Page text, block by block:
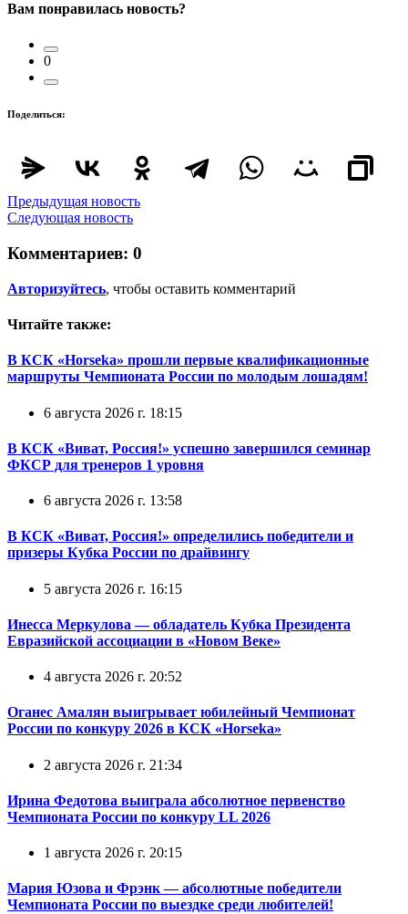
Вам понравилась новость?
0
Поделиться:
Предыдущая новость
Следующая новость
Комментариев: 0
Авторизуйтесь, чтобы оставить комментарий
Читайте также:
В КСК «Horseka» прошли первые квалификационные
маршруты Чемпионата России по молодым лошадям!
6 августа 2026 г. 18:15
В КСК «Виват, Россия!» успешно завершился семинар
ФКСР для тренеров 1 уровня
6 августа 2026 г. 13:58
В КСК «Виват, Россия!» определились победители и
призеры Кубка России по драйвингу
5 августа 2026 г. 16:15
Инесса Меркулова — обладатель Кубка Президента
Евразийской ассоциации в «Новом Веке»
4 августа 2026 г. 20:52
Оганес Амалян выигрывает юбилейный Чемпионат
России по конкуру 2026 в КСК «Horseka»
2 августа 2026 г. 21:34
Ирина Федотова выиграла абсолютное первенство
Чемпионата России по конкуру LL 2026
1 августа 2026 г. 20:15
Мария Юзова и Фрэнк — абсолютные победители
Чемпионата России по выездке среди любителей!